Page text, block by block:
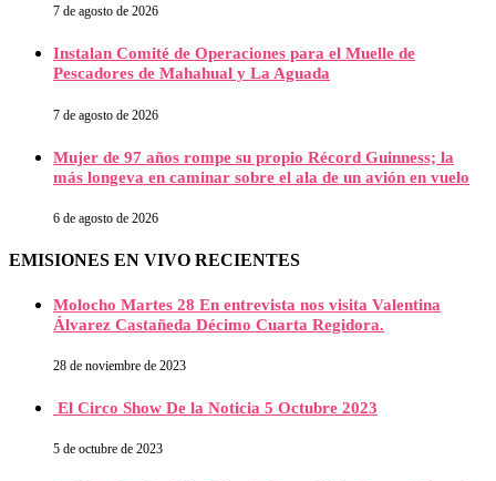
7 de agosto de 2026
Instalan Comité de Operaciones para el Muelle de
Pescadores de Mahahual y La Aguada
7 de agosto de 2026
Mujer de 97 años rompe su propio Récord Guinness; la
más longeva en caminar sobre el ala de un avión en vuelo
6 de agosto de 2026
EMISIONES EN VIVO RECIENTES
Molocho Martes 28 En entrevista nos visita Valentina
Álvarez Castañeda Décimo Cuarta Regidora.
28 de noviembre de 2023
El Circo Show De la Noticia 5 Octubre 2023
5 de octubre de 2023